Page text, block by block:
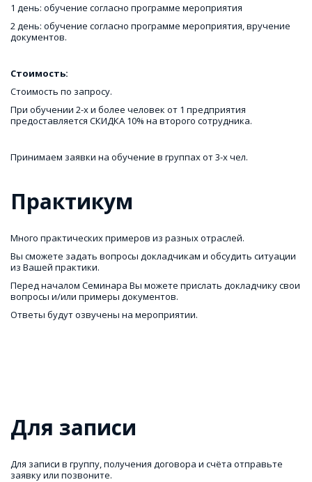
1 день: обучение согласно программе мероприятия
2 день: обучение согласно программе мероприятия, вручение
документов.
Стоимость:
Стоимость по запросу.
При обучении 2-х и более человек от 1 предприятия
предоставляется СКИДКА 10% на второго сотрудника.
Принимаем заявки на обучение в группах от 3-х чел.
Практикум
Много практических примеров из разных отраслей.
Вы сможете задать вопросы докладчикам и обсудить ситуации
из Вашей практики.
Перед началом Семинара Вы можете прислать докладчику свои
вопросы и/или примеры документов.
Ответы будут озвучены на мероприятии.
Для записи
Для записи в группу, получения договора и счёта отправьте
заявку или позвоните.